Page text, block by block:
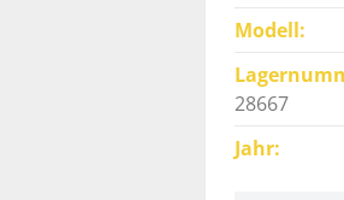
Modell
28667
Jahr